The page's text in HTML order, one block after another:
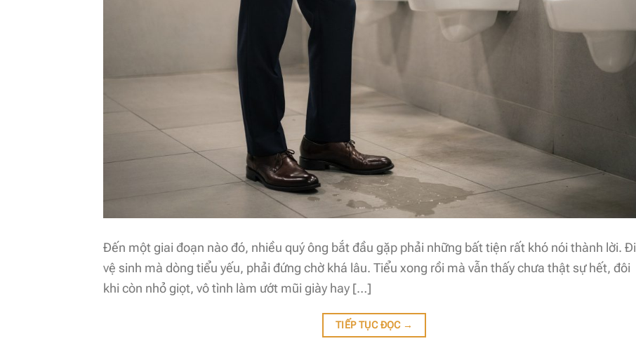
Đến một giai đoạn nào đó, nhiều quý ông bắt đầu gặp phải những bất tiện rất khó nói thành lời. Đi
vệ sinh mà dòng tiểu yếu, phải đứng chờ khá lâu. Tiểu xong rồi mà vẫn thấy chưa thật sự hết, đôi
khi còn nhỏ giọt, vô tình làm ướt mũi giày hay […]
TIẾP TỤC ĐỌC →